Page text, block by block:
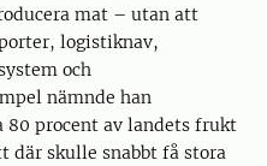
mat – utan att
logistiknav,
och
nämnde han
80 procent av landets frukt
där skulle snabbt få stora